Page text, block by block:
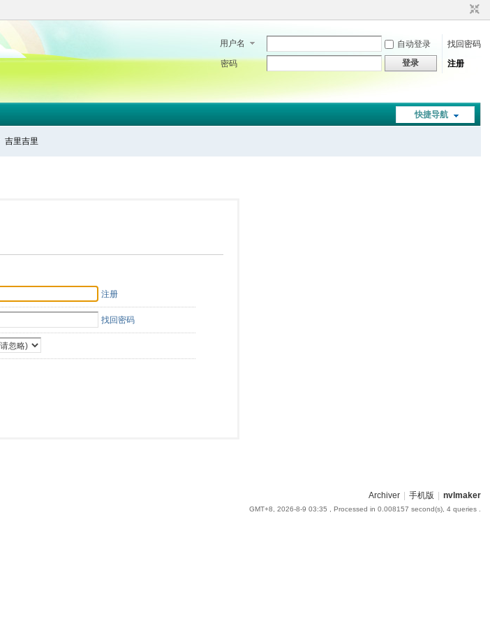
用户名 自动登录
找回密码
密码
登录 注册
快捷导航
吉里吉里
注册
找回密码
Archiver 手机版 nvlmaker
GMT+8, 2026-8-9 03:35 , Processed in 0.008157 second(s), 4 queries .